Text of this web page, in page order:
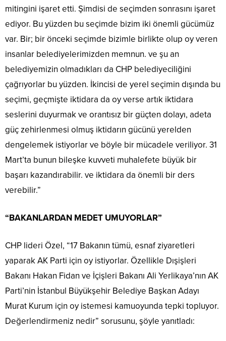
mitingini işaret etti. Şimdisi de seçimden sonrasını işaret
ediyor. Bu yüzden bu seçimde bizim iki önemli gücümüz
var. Bir; bir önceki seçimde bizimle birlikte olup oy veren
insanlar belediyelerimizden memnun. ve şu an
belediyemizin olmadıkları da CHP belediyeciliğini
çağrıyorlar bu yüzden. İkincisi de yerel seçimin dışında bu
seçimi, geçmişte iktidara da oy verse artık iktidara
seslerini duyurmak ve orantısız bir güçten dolayı, adeta
güç zehirlenmesi olmuş iktidarın gücünü yerelden
dengelemek istiyorlar ve böyle bir mücadele veriliyor. 31
Mart’ta bunun bileşke kuvveti muhalefete büyük bir
başarı kazandırabilir. ve iktidara da önemli bir ders
verebilir.”
“BAKANLARDAN MEDET UMUYORLAR”
CHP lideri Özel, “17 Bakanın tümü, esnaf ziyaretleri
yaparak AK Parti için oy istiyorlar. Özellikle Dışişleri
Bakanı Hakan Fidan ve İçişleri Bakanı Ali Yerlikaya’nın AK
Parti’nin İstanbul Büyükşehir Belediye Başkan Adayı
Murat Kurum için oy istemesi kamuoyunda tepki topluyor.
Değerlendirmeniz nedir” sorusunu, şöyle yanıtladı: